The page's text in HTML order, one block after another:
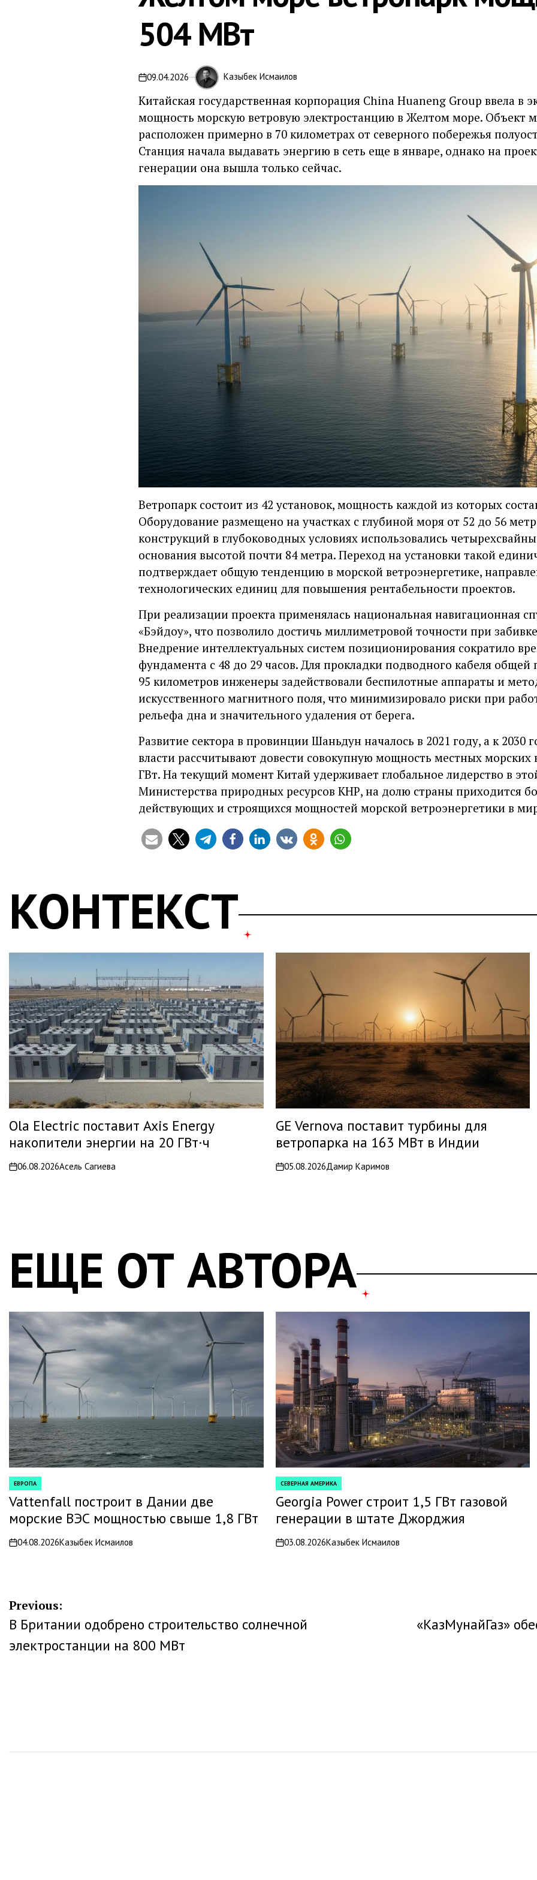
504 МВт
on09.04.2026 Казыбек Исмаилов
Китайская государственная корпорация China Huaneng Group ввела в
мощность морскую ветровую электростанцию в Желтом море. Объект
расположен примерно в 70 километрах от северного побережья
Станция начала выдавать энергию в сеть еще в январе, однако на
генерации она вышла только сейчас.
Ветропарк состоит из 42 установок, мощность каждой из которых
Оборудование размещено на участках с глубиной моря от 52 до 56
конструкций в глубоководных условиях использовались
основания высотой почти 84 метра. Переход на установки такой
подтверждает общую тенденцию в морской ветроэнергетике,
технологических единиц для повышения рентабельности проектов.
При реализации проекта применялась национальная навигационная
«Бэйдоу», что позволило достичь миллиметровой точности при
Внедрение интеллектуальных систем позиционирования сократило
фундамента с 48 до 29 часов. Для прокладки подводного кабеля
95 километров инженеры задействовали беспилотные аппараты и
искусственного магнитного поля, что минимизировало риски при
рельефа дна и значительного удаления от берега.
Развитие сектора в провинции Шаньдун началось в 2021 году, а к 2030
власти рассчитывают довести совокупную мощность местных морских
ГВт. На текущий момент Китай удерживает глобальное лидерство в
Министерства природных ресурсов КНР, на долю страны приходится
действующих и строящихся мощностей морской ветроэнергетики в
КОНТЕКСТ
Ola Electric поставит Axis Energy
накопители энергии на 20 ГВт·ч
on06.08.2026Асель Сагиева
GE Vernova поставит турбины для
ветропарка на 163 МВт в Индии
on05.08.2026Дамир Каримов
ЕЩЕ ОТ АВТОРА
POSTED
IN
ЕВРОПА
Vattenfall построит в Дании две
морские ВЭС мощностью свыше 1,8 ГВт
on04.08.2026Казыбек Исмаилов
POSTED
IN
СЕВЕРНАЯ АМЕРИКА
Georgia Power строит 1,5 ГВт газовой
генерации в штате Джорджия
on03.08.2026Казыбек Исмаилов
Навигация
по
записям
Previous:
В Британии одобрено строительство солнечной
электростанции на 800 МВт
«КазМунайГаз»